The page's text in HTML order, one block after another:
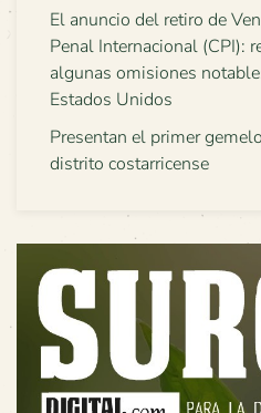
El anuncio del retiro de
Penal Internacional (CPI):
algunas omisiones
Estados Unidos
Presentan el primer
distrito costarricense